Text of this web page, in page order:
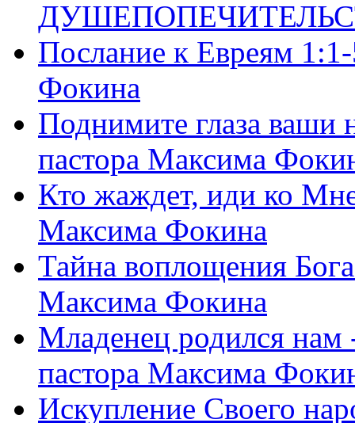
Послание к Евреям
Фокина
Поднимите глаза ваши
пастора Максима
Кто жаждет, иди ко
Максима Фокина
Тайна воплощения
Максима Фокина
Младенец родился
пастора Максима
Искупление Своего